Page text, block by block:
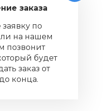
заказа
заявку по
на нашем
позвонит
будет
заказ от
конца.